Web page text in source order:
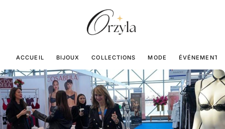
ACCUEIL BIJOUX COLLECTIONS MODE ÉVÉNEMENTS